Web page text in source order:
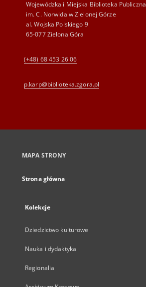
Wojewódzka i Miejska Biblioteka Publiczna
im. C. Norwida w Zielonej Górze
al. Wojska Polskiego 9
65-077 Zielona Góra
(+48) 68 453 26 06
p.karp@biblioteka.zgora.pl
MAPA STRONY
Strona główna
Kolekcje
Dziedzictwo kulturowe
Nauka i dydaktyka
Regionalia